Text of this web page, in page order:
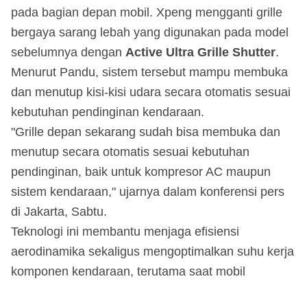
pada bagian depan mobil. Xpeng mengganti grille
bergaya sarang lebah yang digunakan pada model
sebelumnya dengan Active Ultra Grille Shutter.
Menurut Pandu, sistem tersebut mampu membuka
dan menutup kisi-kisi udara secara otomatis sesuai
kebutuhan pendinginan kendaraan.
"Grille depan sekarang sudah bisa membuka dan
menutup secara otomatis sesuai kebutuhan
pendinginan, baik untuk kompresor AC maupun
sistem kendaraan," ujarnya dalam konferensi pers
di Jakarta, Sabtu.
Teknologi ini membantu menjaga efisiensi
aerodinamika sekaligus mengoptimalkan suhu kerja
komponen kendaraan, terutama saat mobil